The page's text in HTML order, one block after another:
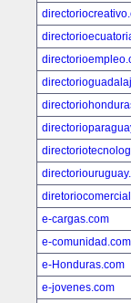
e-cargas.com
e-comunidad.com
e-Honduras.com
e-jovenes.com